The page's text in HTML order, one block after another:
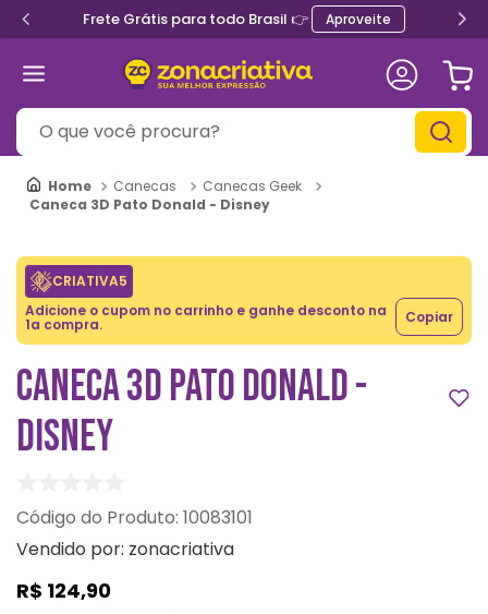
Frete Grátis para todo Brasil 👉 Aproveite
O que você procura?
Canecas
Canecas Geek
Caneca 3D Pato Donald - Disney
CRIATIVA5
Adicione o cupom no carrinho e ganhe desconto na
1a compra. Copiar
CANECA 3D PATO DONALD -
DISNEY
: 10083101
Vendido por: zonacriativa
R$ 124,90